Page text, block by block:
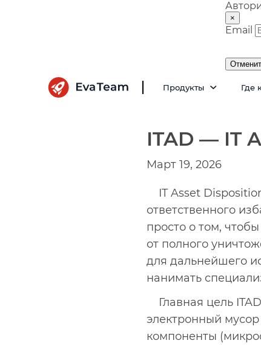
×
Email
Продукты Где
ITAD — IT
Март 19, 2026
IT Asset
ответственного
просто о том,
от полного
для дальнейшего
нанимать
Главная цель
электронный
компоненты